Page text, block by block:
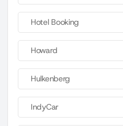
Hotel Booking
Howard
Hulkenberg
IndyCar